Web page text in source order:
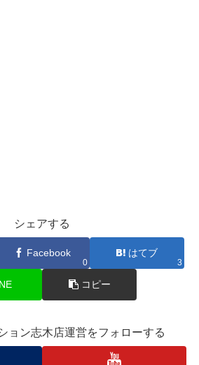
シェアする
Facebook
0
はてブ
3
コピー
ョン志木店運営をフォローする